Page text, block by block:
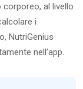
corporeo, al livello
i
NutriGenius
nell’app.